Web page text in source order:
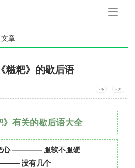
手
文章
糍粑》的歇后语
- 小 + 大
》有关的歇后语大全
心 ———— 服软不服硬
没有几个